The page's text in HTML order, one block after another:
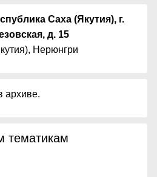
Саха (Якутия), г.
д. 15
Нерюнгри
архиве.
тематикам